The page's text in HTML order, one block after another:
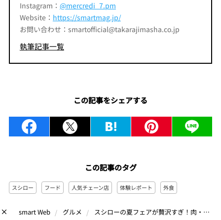
Instagram： @mercredi_7.pm
Website： https://smartmag.jp/
お問い合わせ：smartofficial@takarajimasha.co.jp
執筆記事一覧
この記事をシェアする
この記事のタグ
スシロー フード 人気チェーン店 体験レポート 外食
smart Web グルメ スシローの夏フェアが贅沢すぎ！肉・うなぎ・BTSラーメンまで一気に楽しめる期間限定メニューが激アツ